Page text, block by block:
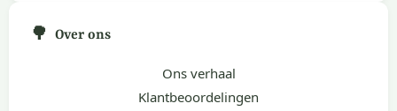
🌳 Over ons
Ons verhaal
Klantbeoordelingen